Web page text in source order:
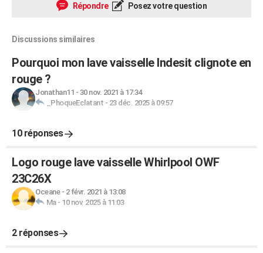
Répondre Posez votre question
Discussions similaires
Pourquoi mon lave vaisselle Indesit clignote en
rouge ?
Jonathan11 - 30 nov. 2021 à 17:34
_PhoqueEclatant - 23 déc. 2025 à 09:57
10 réponses
Logo rouge lave vaisselle Whirlpool OWF
23C26X
Oceane- 2 févr. 2021 à 13:08
Ma- 10 nov. 2025 à 11:03
2 réponses